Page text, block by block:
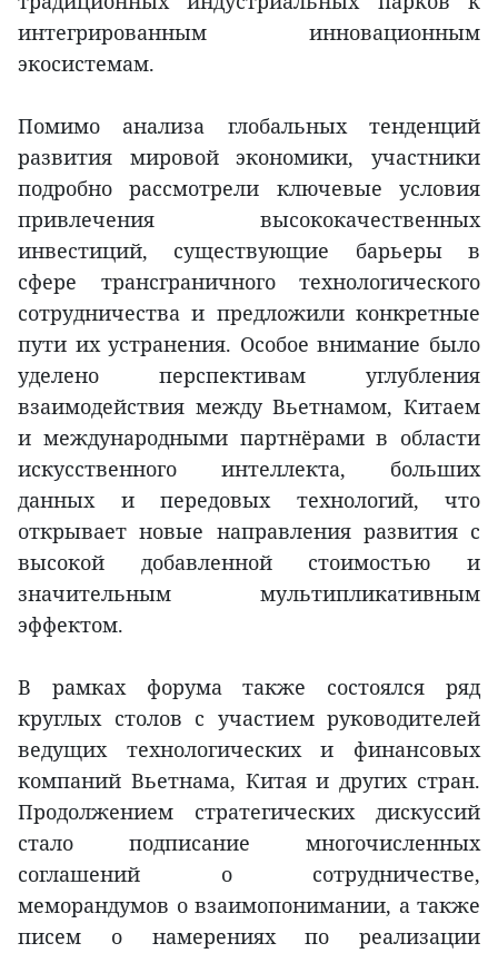
интегрированным инновационным
экосистемам.
Помимо анализа глобальных тенденций
развития мировой экономики, участники
подробно рассмотрели ключевые условия
привлечения высококачественных
инвестиций, существующие барьеры в
сфере трансграничного технологического
сотрудничества и предложили конкретные
пути их устранения. Особое внимание было
уделено перспективам углубления
взаимодействия между Вьетнамом, Китаем
и международными партнёрами в области
искусственного интеллекта, больших
данных и передовых технологий, что
открывает новые направления развития с
высокой добавленной стоимостью и
значительным мультипликативным
эффектом.
В рамках форума также состоялся ряд
круглых столов с участием руководителей
ведущих технологических и финансовых
компаний Вьетнама, Китая и других стран.
Продолжением стратегических дискуссий
стало подписание многочисленных
соглашений о сотрудничестве,
меморандумов о взаимопонимании, а также
писем о намерениях по реализации